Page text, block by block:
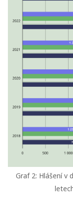
Graf 2: Hlášení v